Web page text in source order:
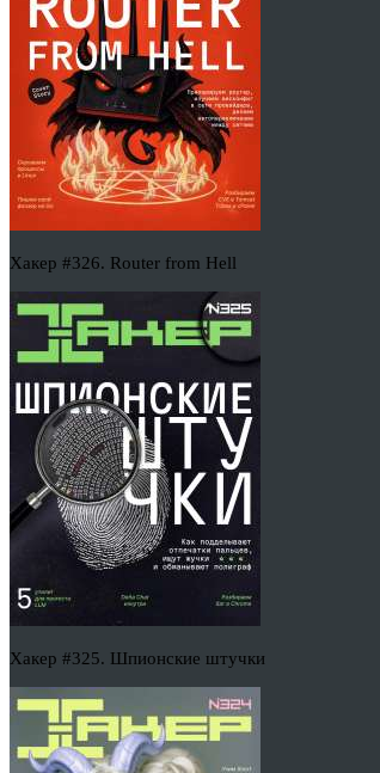
Хакер #326. Router from Hell
Хакер #325. Шпионские штучки